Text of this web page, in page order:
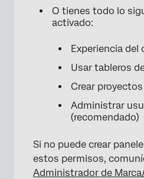
O tienes todo lo
activado:
Experiencia del
Usar tableros
Crear proyectos
Administrar
(recomendado)
Si no puede crear
estos permisos,
Administrador de